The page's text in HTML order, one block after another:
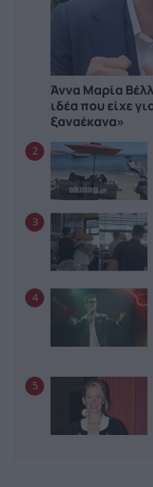
Άννα Μαρία
ιδέα που είχε
ξαναέκανα»
2
3
4
5